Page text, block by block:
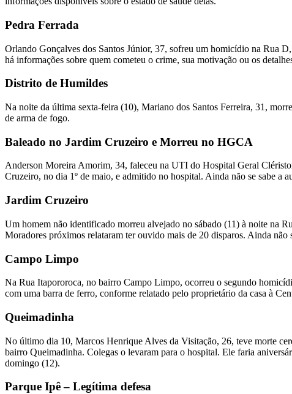
Pedra Ferrada
Orlando Gonçalves dos Santos Júnior, 37, sofreu um homicídio na Rua
há informações sobre quem cometeu o crime, sua motivação ou os
Distrito de Humildes
Na noite da última sexta-feira (10), Mariano dos Santos Ferreira, 31,
de arma de fogo.
Baleado no Jardim Cruzeiro e Morreu no HGCA
Anderson Moreira Amorim, 34, faleceu na UTI do Hospital Geral
Cruzeiro, no dia 1º de maio, e admitido no hospital. Ainda não se sabe a
Jardim Cruzeiro
Um homem não identificado morreu alvejado no sábado (11) à noite na
Moradores próximos relataram ter ouvido mais de 20 disparos. Ainda não
Campo Limpo
Na Rua Itapororoca, no bairro Campo Limpo, ocorreu o segundo
com uma barra de ferro, conforme relatado pelo proprietário da casa à
Queimadinha
No último dia 10, Marcos Henrique Alves da Visitação, 26, teve morte
bairro Queimadinha. Colegas o levaram para o hospital. Ele faria
domingo (12).
Parque Ipê – Legítima defesa